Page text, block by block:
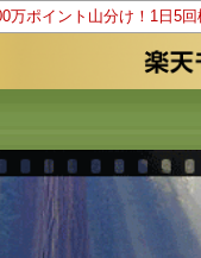
万ポイント山分け！1日5